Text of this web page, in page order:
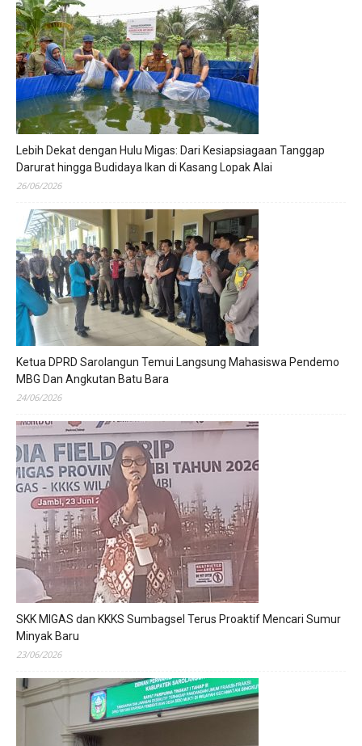
Lebih Dekat dengan Hulu Migas: Dari Kesiapsiagaan Tanggap
Darurat hingga Budidaya Ikan di Kasang Lopak Alai
26/06/2026
Ketua DPRD Sarolangun Temui Langsung Mahasiswa Pendemo
MBG Dan Angkutan Batu Bara
24/06/2026
SKK MIGAS dan KKKS Sumbagsel Terus Proaktif Mencari Sumur
Minyak Baru
23/06/2026